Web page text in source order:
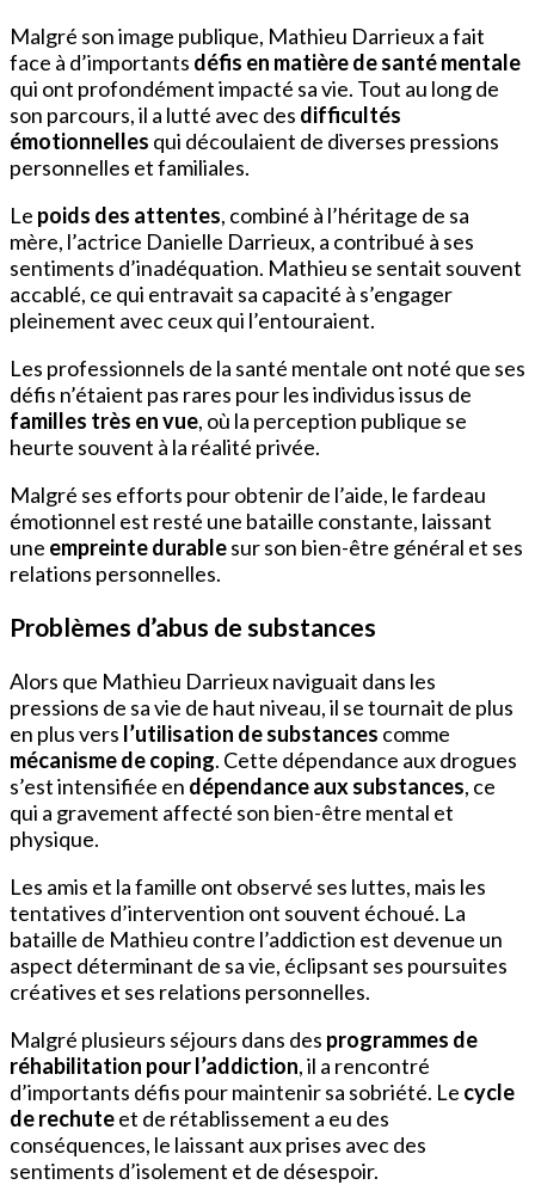
Malgré son image publique, Mathieu Darrieux a fait
face à d’importants défis en matière de santé mentale
qui ont profondément impacté sa vie. Tout au long de
son parcours, il a lutté avec des difficultés
émotionnelles qui découlaient de diverses pressions
personnelles et familiales.
Le poids des attentes, combiné à l’héritage de sa
mère, l’actrice Danielle Darrieux, a contribué à ses
sentiments d’inadéquation. Mathieu se sentait souvent
accablé, ce qui entravait sa capacité à s’engager
pleinement avec ceux qui l’entouraient.
Les professionnels de la santé mentale ont noté que ses
défis n’étaient pas rares pour les individus issus de
familles très en vue, où la perception publique se
heurte souvent à la réalité privée.
Malgré ses efforts pour obtenir de l’aide, le fardeau
émotionnel est resté une bataille constante, laissant
une empreinte durablesur son bien-être général et ses
relations personnelles.
Problèmes d’abus de substances
Alors que Mathieu Darrieux naviguait dans les
pressions de sa vie de haut niveau, il se tournait de plus
en plus vers l’utilisation de substances comme
mécanisme de coping. Cette dépendance aux drogues
s’est intensifiée en dépendance aux substances, ce
qui a gravement affecté son bien-être mental et
physique.
Les amis et la famille ont observé ses luttes, mais les
tentatives d’intervention ont souvent échoué. La
bataille de Mathieu contre l’addiction est devenue un
aspect déterminant de sa vie, éclipsant ses poursuites
créatives et ses relations personnelles.
Malgré plusieurs séjours dans des programmes de
réhabilitation pour l’addiction, il a rencontré
d’importants défis pour maintenir sa sobriété. Le cycle
de rechuteet de rétablissement a eu des
conséquences, le laissant aux prises avec des
sentiments d’isolement et de désespoir.